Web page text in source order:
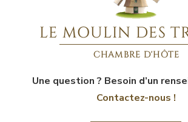
Une question ? Besoin d’un
Contactez-nous !